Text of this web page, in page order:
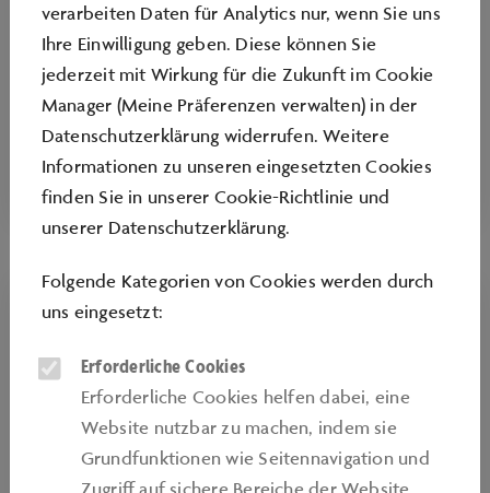
dich für Fahrzeugtechnik, Mobilität und die
Entwicklung in der Automobils interessierst,
dann bist du hier genau richtig. Werde Teil
eines Unternehmens, das Innovation und
Emotion verbindet.
verarbeiten Daten für Analytics nur, wenn Sie uns
Ihre Einwilligung geben. Diese können Sie
jederzeit mit Wirkung für die Zukunft im Cookie
Manager (Meine Präferenzen verwalten) in der
Datenschutzerklärung widerrufen. Weitere
Informationen zu unseren eingesetzten Cookies
finden Sie in unserer Cookie-Richtlinie und
unserer Datenschutzerklärung.
Folgende Kategorien von Cookies werden durch
uns eingesetzt:
Erforderliche Cookies
Erforderliche Cookies helfen dabei, eine
Website nutzbar zu machen, indem sie
Grundfunktionen wie Seitennavigation und
Zugriﬀ auf sichere Bereiche der Website